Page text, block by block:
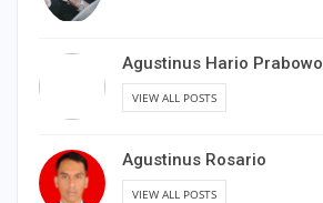
Agustinus Hario Prabowo
VIEW ALL POSTS
Agustinus Rosario
VIEW ALL POSTS